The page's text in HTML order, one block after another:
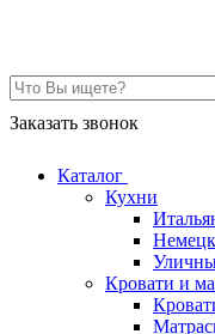
Заказать звонок
Каталог
Кухни
Кровати и